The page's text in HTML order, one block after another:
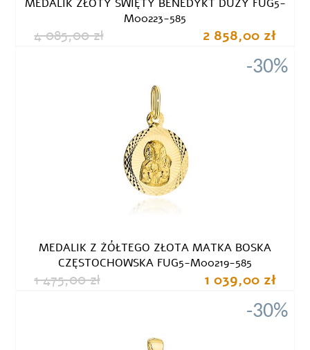
MEDALIK ZŁOTY ŚWIĘTY BENEDYKT DUŻY FUG5-
M00223-585
4 085,00 zł 2 858,00 zł
-30%
MEDALIK Z ŻÓŁTEGO ZŁOTA MATKA BOSKA
CZĘSTOCHOWSKA FUG5-M00219-585
1 475,00 zł 1 039,00 zł
-30%